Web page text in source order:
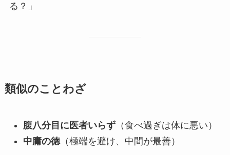
る？」
類似のことわざ
腹八分目に医者いらず（食べ過ぎは体に悪い）
中庸の徳（極端を避け、中間が最善）